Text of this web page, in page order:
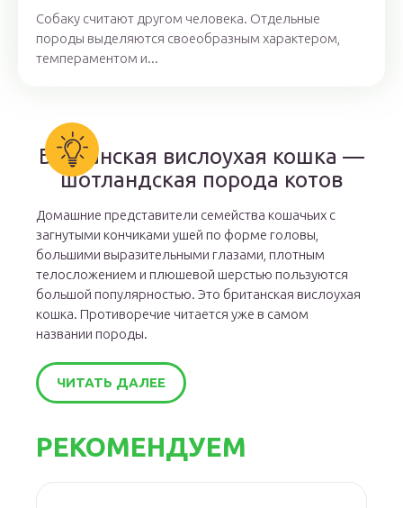
Собаку считают другом человека. Отдельные
породы выделяются своеобразным характером,
темпераментом и...
Британская вислоухая кошка —
шотландская порода котов
Домашние представители семейства кошачьих с
загнутыми кончиками ушей по форме головы,
большими выразительными глазами, плотным
телосложением и плюшевой шерстью пользуются
большой популярностью. Это британская вислоухая
кошка. Противоречие читается уже в самом
названии породы.
ЧИТАТЬ ДАЛЕЕ
РЕКОМЕНДУЕМ